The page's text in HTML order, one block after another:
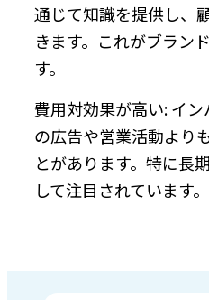
通じて知識を提供し、
きます。これがブラン
す。
費用対効果が高い: イ
の広告や営業活動より
とがあります。特に長
して注目されています。